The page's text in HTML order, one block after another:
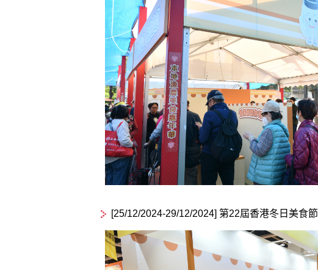
[25/12/2024-29/12/2024] 第22屆香港冬日美食節